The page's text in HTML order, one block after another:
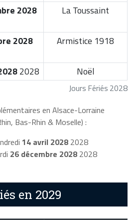
Jours Fériés 2028
2028
La Toussaint
2028
Armistice 1918
2028 Noël
en Alsace-Lorraine
Bas-Rhin & Moselle) :
14 avril 2028 2028
26 décembre 2028 2028
en 2029